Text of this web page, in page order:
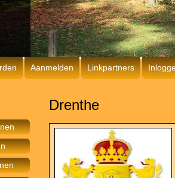
Aanmelden Linkpartners
Drenthe